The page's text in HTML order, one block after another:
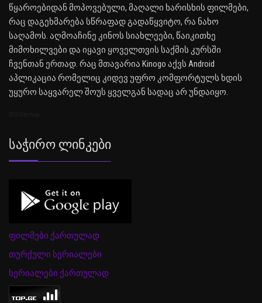
წყაროებიდან მოპოვებული, მაღალი ხარისხის ფილმები,
რაც დაგეხმარება სწრაფად გადაწყვიტო, რა ნახო
საღამოს. აღმოაჩინე კინოს სიახლეები, წაიკითხე
მიმოხილვები და იყავი ყოველთვის საქმის კურსში
ჩვენთან ერთად. რაც მთავარია Kinogo აქვს Android
აპლიკაცია რომელიც კიდევ უფრო კომფორტულს ხდის
უყურო საყვარელ შოუს ყველგან სადაც არ უნდაიყო.
Საჭირო Ლინკები
ფილმები ქართულად
თურქული სერიალები
სერიალები ქართულად